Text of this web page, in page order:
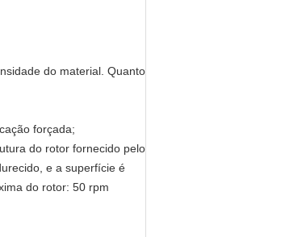
do material. Quanto
forçada;
do rotor fornecido pelo
e a superfície é
do rotor: 50 rpm